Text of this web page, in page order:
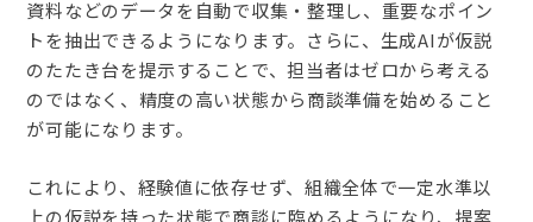
資料などのデータを自動で収集・整理し、重要なポイン
トを抽出できるようになります。さらに、生成AIが仮説
のたたき台を提示することで、担当者はゼロから考える
のではなく、精度の高い状態から商談準備を始めること
が可能になります。
これにより、経験値に依存せず、組織全体で一定水準以